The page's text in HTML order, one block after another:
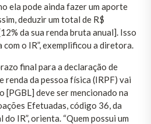
ela pode ainda fazer um aporte
deduzir um total de R$
da sua renda bruta anual]. Isso
o IR”, exemplificou a diretora.
final para a declaração de
renda da pessoa física (IRPF) vai
[PGBL] deve ser mencionado na
Efetuadas, código 36, da
IR”, orienta. “Quem possui um